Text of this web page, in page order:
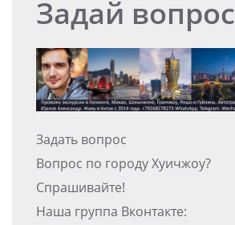
Задай вопрос
Задать вопрос
Вопрос по городу Хуичжоу?
Спрашивайте!
Наша группа Вконтакте: